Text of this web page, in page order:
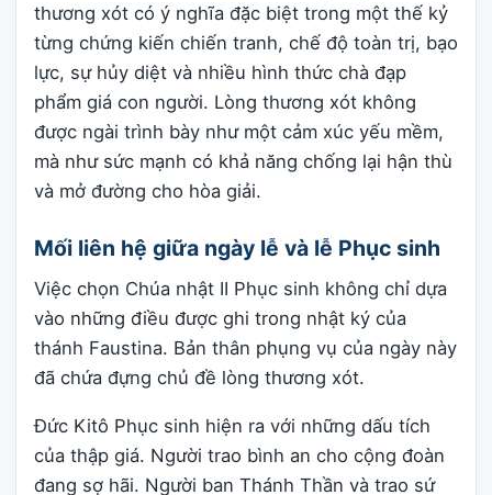
thương xót có ý nghĩa đặc biệt trong một thế kỷ
từng chứng kiến chiến tranh, chế độ toàn trị, bạo
lực, sự hủy diệt và nhiều hình thức chà đạp
phẩm giá con người. Lòng thương xót không
được ngài trình bày như một cảm xúc yếu mềm,
mà như sức mạnh có khả năng chống lại hận thù
và mở đường cho hòa giải.
Mối liên hệ giữa ngày lễ và lễ Phục sinh
Việc chọn Chúa nhật II Phục sinh không chỉ dựa
vào những điều được ghi trong nhật ký của
thánh Faustina. Bản thân phụng vụ của ngày này
đã chứa đựng chủ đề lòng thương xót.
Đức Kitô Phục sinh hiện ra với những dấu tích
của thập giá. Người trao bình an cho cộng đoàn
đang sợ hãi. Người ban Thánh Thần và trao sứ